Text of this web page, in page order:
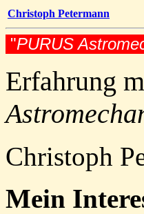
Christoph Petermann
"PURUS
Erfahrung
Christoph
Mein